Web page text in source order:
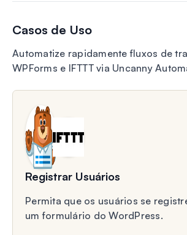
Casos de Uso
Automatize rapidamente fluxos de
WPForms e IFTTT via Uncanny
Registrar Usuários
Permita que os usuários se
um formulário do WordPress.